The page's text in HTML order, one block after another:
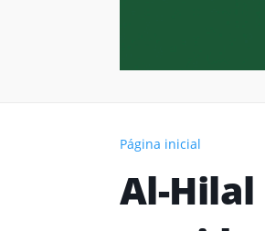
Página inicial
Al-Hilal